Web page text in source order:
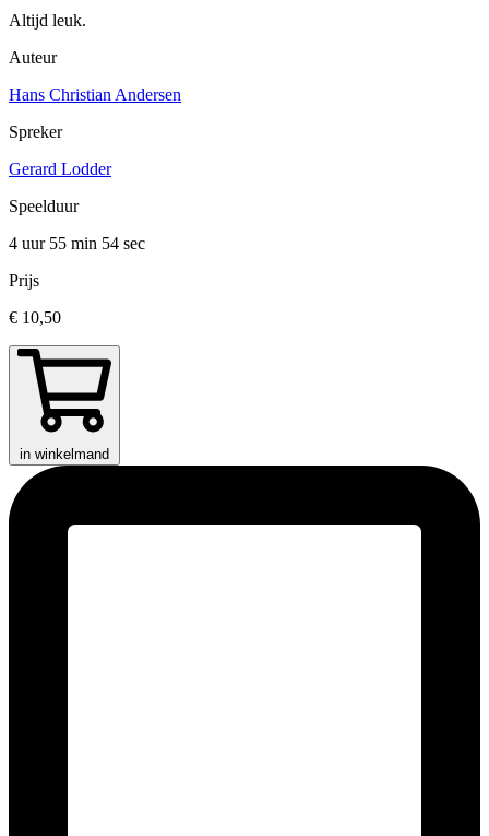
Altijd leuk.
Auteur
Hans Christian Andersen
Spreker
Gerard Lodder
Speelduur
4 uur 55 min 54 sec
Prijs
€ 10,50
in winkelmand